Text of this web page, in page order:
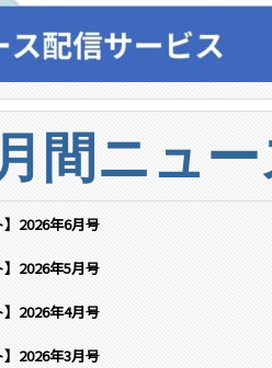
間ニュ
】2026年6月号
】2026年5月号
】2026年4月号
】2026年3月号